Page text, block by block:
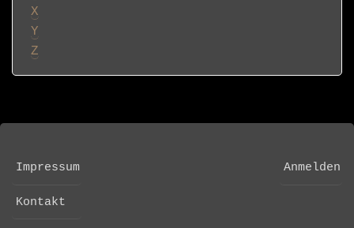
X
Y
Z
FOOTER
Impressum
Kontakt
USER
Anmelden